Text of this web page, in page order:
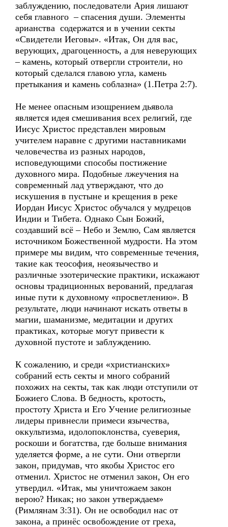
заблуждению, последователи Ария лишают
себя главного – спасения души. Элементы
арианства содержатся и в учении секты
«Свидетели Иеговы». «Итак, Он для вас,
верующих, драгоценность, а для неверующих
– камень, который отвергли строители, но
который сделался главою угла, камень
претыкания и камень соблазна» (1.Петра 2:7).
Не менее опасным изощрением дьявола
является идея смешивания всех религий, где
Иисус Христос представлен мировым
учителем наравне с другими наставниками
человечества из разных народов,
исповедующими способы постижение
духовного мира. Подобные лжеучения на
современный лад утверждают, что до
искушения в пустыне и крещения в реке
Иордан Иисус Христос обучался у мудрецов
Индии и Тибета. Однако Сын Божий,
создавший всё – Небо и Землю, Сам является
источником Божественной мудрости. На этом
примере мы видим, что современные течения,
такие как теософия, неоязычество и
различные эзотерические практики, искажают
основы традиционных верований, предлагая
иные пути к духовному «просветлению». В
результате, люди начинают искать ответы в
магии, шаманизме, медитации и других
практиках, которые могут привести к
духовной пустоте и заблуждению.
К сожалению, и среди «христианских»
собраний есть секты и много собраний
похожих на секты, так как люди отступили от
Божиего Слова. В бедность, кротость,
простоту Христа и Его Учение религиозные
лидеры привнесли примеси язычества,
оккультизма, идолопоклонства, суеверия,
роскоши и богатства, где больше внимания
уделяется форме, а не сути. Они отвергли
закон, придумав, что якобы Христос его
отменил. Христос не отменил закон, Он его
утвердил. «Итак, мы уничтожаем закон
верою? Никак; но закон утверждаем»
(Римлянам 3:31). Он не освободил нас от
закона, а принёс освобождение от греха,